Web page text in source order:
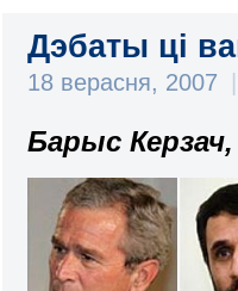
Дэбаты ці
18 верасня, 2007
Барыс